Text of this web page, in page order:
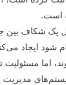
است.
یک شکاف بین
شود ایجاد
اما مسئولیت
مدیریت